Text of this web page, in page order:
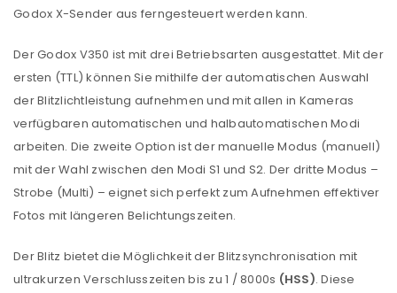
Godox X-Sender aus ferngesteuert werden kann.
Der Godox V350 ist mit drei Betriebsarten ausgestattet. Mit der
ersten (TTL) können Sie mithilfe der automatischen Auswahl
der Blitzlichtleistung aufnehmen und mit allen in Kameras
verfügbaren automatischen und halbautomatischen Modi
arbeiten. Die zweite Option ist der manuelle Modus (manuell)
mit der Wahl zwischen den Modi S1 ​​und S2. Der dritte Modus –
Strobe (Multi) – eignet sich perfekt zum Aufnehmen effektiver
Fotos mit längeren Belichtungszeiten.
Der Blitz bietet die Möglichkeit der Blitzsynchronisation mit
ultrakurzen Verschlusszeiten bis zu 1 / 8000s (HSS). Diese